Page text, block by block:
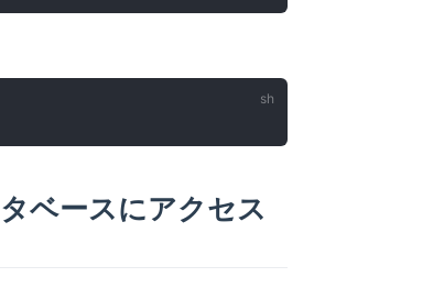
ベースにアクセス